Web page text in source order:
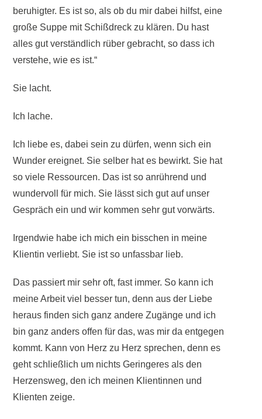
beruhigter. Es ist so, als ob du mir dabei hilfst, eine
große Suppe mit Schißdreck zu klären. Du hast
alles gut verständlich rüber gebracht, so dass ich
verstehe, wie es ist.“
Sie lacht.
Ich lache.
Ich liebe es, dabei sein zu dürfen, wenn sich ein
Wunder ereignet. Sie selber hat es bewirkt. Sie hat
so viele Ressourcen. Das ist so anrührend und
wundervoll für mich. Sie lässt sich gut auf unser
Gespräch ein und wir kommen sehr gut vorwärts.
Irgendwie habe ich mich ein bisschen in meine
Klientin verliebt. Sie ist so unfassbar lieb.
Das passiert mir sehr oft, fast immer. So kann ich
meine Arbeit viel besser tun, denn aus der Liebe
heraus finden sich ganz andere Zugänge und ich
bin ganz anders offen für das, was mir da entgegen
kommt. Kann von Herz zu Herz sprechen, denn es
geht schließlich um nichts Geringeres als den
Herzensweg, den ich meinen Klientinnen und
Klienten zeige.